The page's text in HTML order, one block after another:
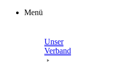
Zum
Menü
Unser
Verband